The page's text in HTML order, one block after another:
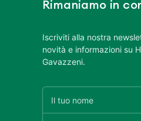
Rimaniamo in
Iscriviti alla nostra
novità e informazioni su
Gavazzeni.